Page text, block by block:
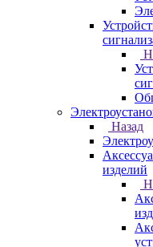
Назад
изделий